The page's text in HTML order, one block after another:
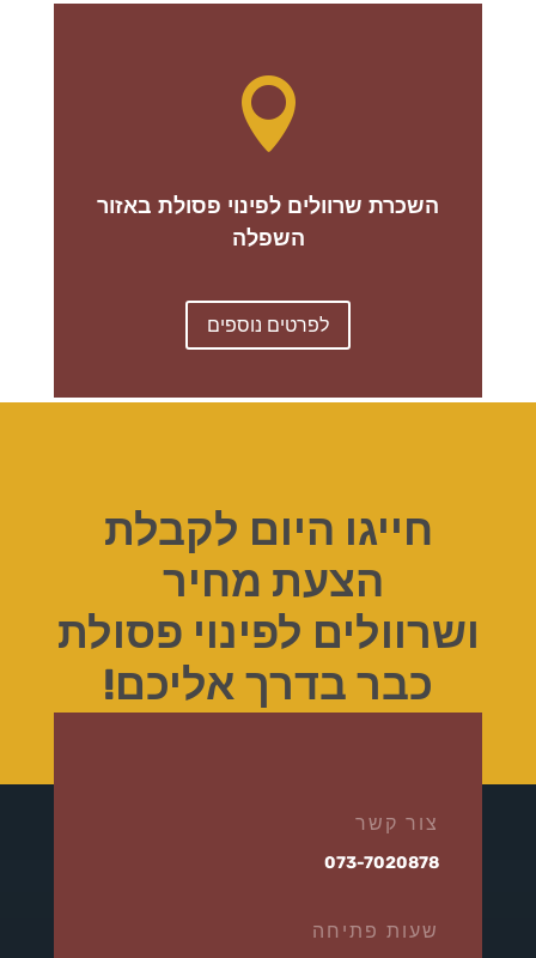

השכרת שרוולים לפינוי פסולת באזור
השפלה
לפרטים נוספים
חייגו היום לקבלת
הצעת מחיר
ושרוולים לפינוי פסולת
כבר בדרך אליכם!
צור קשר
073-7020878
שעות פתיחה